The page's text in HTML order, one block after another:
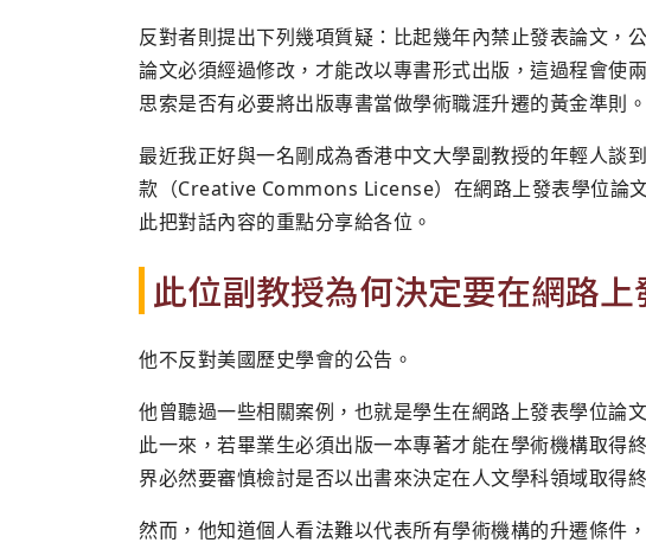
反對者則提出下列幾項質疑：比起幾年內禁止發表論文，
論文必須經過修改，才能改以專書形式出版，這過程會使
思索是否有必要將出版專書當做學術職涯升遷的黃金準則。
最近我正好與一名剛成為香港中文大學副教授的年輕人談
款（Creative Commons License）在網路上發表學位論
此把對話內容的重點分享給各位。
此位副教授為何決定要在網路上
他不反對美國歷史學會的公告。
他曾聽過一些相關案例，也就是學生在網路上發表學位論
此一來，若畢業生必須出版一本專著才能在學術機構取得
界必然要審慎檢討是否以出書來決定在人文學科領域取得
然而，他知道個人看法難以代表所有學術機構的升遷條件